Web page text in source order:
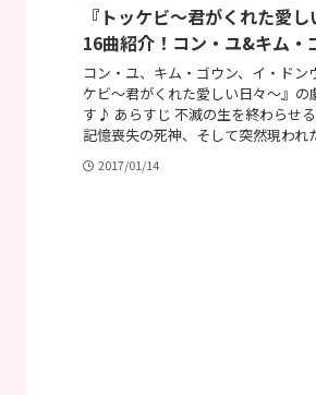
『トッケビ〜君がくれた愛
16曲紹介！コン・ユ&キム・
コン・ユ、キム・ゴウン、イ・ド
ケビ〜君がくれた愛しい日々〜』の
す♪ あらすじ 不滅の生を終わらせ
記憶喪失の死神、そして突然現われ
2017/01/14